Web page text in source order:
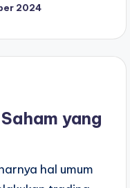
2024
yang
hal umum